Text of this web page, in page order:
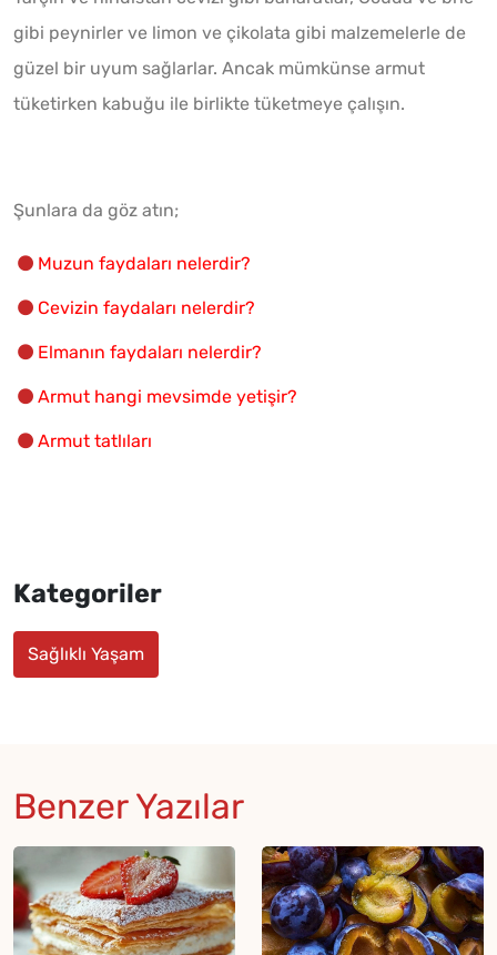
gibi peynirler ve limon ve çikolata gibi malzemelerle de
güzel bir uyum sağlarlar. Ancak mümkünse armut
tüketirken kabuğu ile birlikte tüketmeye çalışın.
Şunlara da göz atın;
Muzun faydaları nelerdir?
Cevizin faydaları nelerdir?
Elmanın faydaları nelerdir?
Armut hangi mevsimde yetişir?
Armut tatlıları
Kategoriler
Sağlıklı Yaşam
Benzer Yazılar